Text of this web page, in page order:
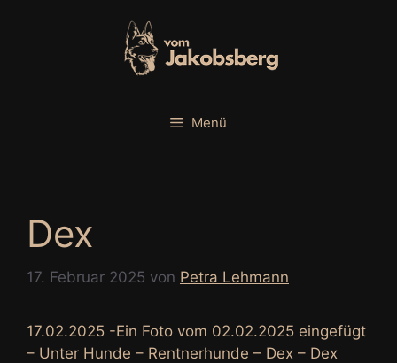
Menü
Dex
17. Februar 2025 von Petra Lehmann
17.02.2025 -Ein Foto vom 02.02.2025 eingefügt
– Unter Hunde – Rentnerhunde – Dex – Dex